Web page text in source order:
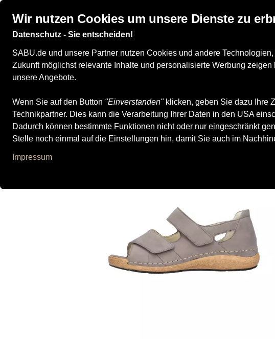
Wir nutzen Cookies um unsere Dienste zu
Datenschutz - Sie entscheiden!
SABU.de und unsere Partner nutzen Cookies und andere
Zukunft möglichst relevante Inhalte und personalisierte Werbung
unsere Angebote.
Wenn Sie auf den Button "Einverstanden"klicken, geben Sie dazu Ihre
Technikpartner. Dies kann die Verarbeitung Ihrer Daten in den USA
Dadurch können bestimmte Funktionen nicht oder nur eingeschränkt
Stelle noch einmal auf die Einstellungen hin, damit Sie auch im
Impressum
Alle Produkte